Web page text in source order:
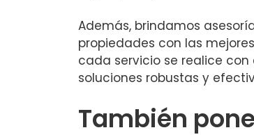
Además, brindamos
propiedades con las
cada servicio se realice
soluciones robustas y
También